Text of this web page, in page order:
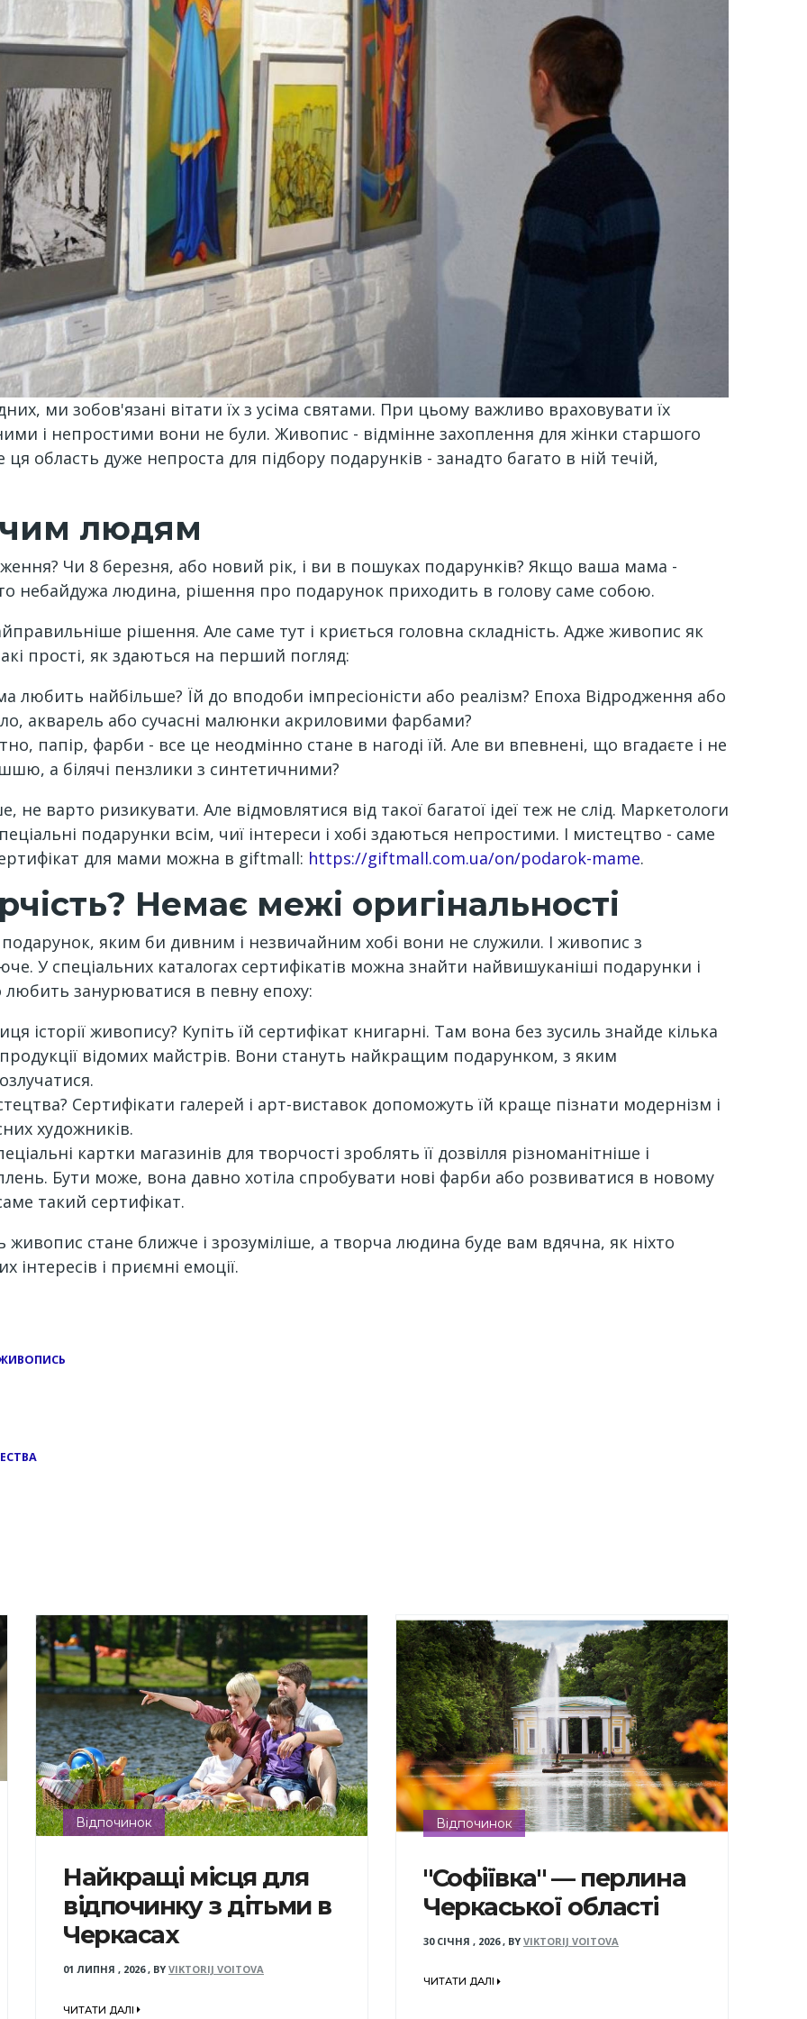
ми зобов'язані вітати їх з усіма святами. При цьому важливо враховувати їх
і непростими вони не були. Живопис - відмінне захоплення для жінки старшого
ця область дуже непроста для підбору подарунків - занадто багато в ній течій,
людям
Чи 8 березня, або новий рік, і ви в пошуках подарунків? Якщо ваша мама -
небайдужа людина, рішення про подарунок приходить в голову саме собою.
рішення. Але саме тут і криється головна складність. Адже живопис як
прості, як здаються на перший погляд:
найбільше? Їй до вподоби імпресіоністи або реалізм? Епоха Відродження або
акварель або сучасні малюнки акриловими фарбами?
папір, фарби - все це неодмінно стане в нагоді їй. Але ви впевнені, що вгадаєте і не
а білячі пензлики з синтетичними?
варто ризикувати. Але відмовлятися від такої багатої ідеї теж не слід. Маркетологи
подарунки всім, чиї інтереси і хобі здаються непростими. І мистецтво - саме
для мами можна в giftmall: https://giftmall.com.ua/on/podarok-mame.
Немає межі оригінальності
яким би дивним і незвичайним хобі вони не служили. І живопис з
У спеціальних каталогах сертифікатів можна знайти найвишуканіші подарунки і
любить занурюватися в певну епоху:
живопису? Купіть їй сертифікат книгарні. Там вона без зусиль знайде кілька
відомих майстрів. Вони стануть найкращим подарунком, з яким
Сертифікати галерей і арт-виставок допоможуть їй краще пізнати модернізм і
художників.
картки магазинів для творчості зроблять її дозвілля різноманітніше і
Бути може, вона давно хотіла спробувати нові фарби або розвиватися в новому
такий сертифікат.
стане ближче і зрозуміліше, а творча людина буде вам вдячна, як ніхто
і приємні емоції.
Відпочинок
Найкращі місця для
відпочинку з дітьми в
Черкасах
01 ЛИПНЯ , 2026, BY VIKTORIJ VOITOVA
ЧИТАТИ ДАЛІ
Відпочинок
"Софіївка" — перлина
Черкаської області
30 СІЧНЯ , 2026, BY VIKTORIJ VOITOVA
ЧИТАТИ ДАЛІ